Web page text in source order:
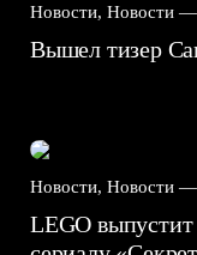
Новости, Новости —
Вышел тизер
Новости, Новости —
LEGO